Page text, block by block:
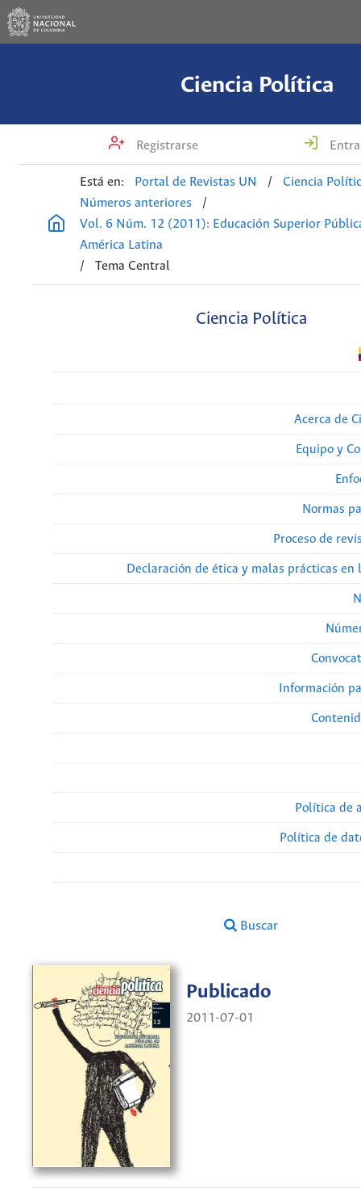
Ciencia Política
Registrarse
Está en: Portal de Revistas UN /
Ciencia
Números anteriores
/
Vol. 6 Núm. 12 (2011): Educación Superior
América Latina
/
Tema Central
Ciencia Política
Acerca de
Equipo y
Normas
Proceso de
Declaración de ética y malas prácticas en
Información
Política de
Política de
Buscar
Publicado
2011-07-01